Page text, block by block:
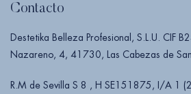
Contacto
Destetika Belleza Profesional, S.L.U. CIF
Nazareno, 4, 41730, Las Cabezas de
R.M de Sevilla S 8 , H SE151875, I/A 1